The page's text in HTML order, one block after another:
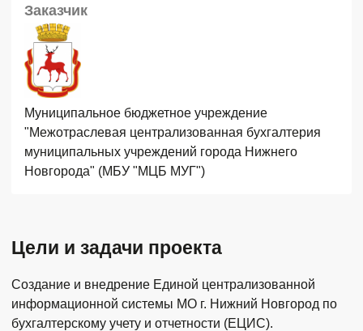
Заказчик
Муниципальное бюджетное учреждение
"Межотраслевая централизованная бухгалтерия
муниципальных учреждений города Нижнего
Новгорода" (МБУ "МЦБ МУГ")
Цели и задачи проекта
Создание и внедрение Единой централизованной
информационной системы МО г. Нижний Новгород по
бухгалтерскому учету и отчетности (ЕЦИС).